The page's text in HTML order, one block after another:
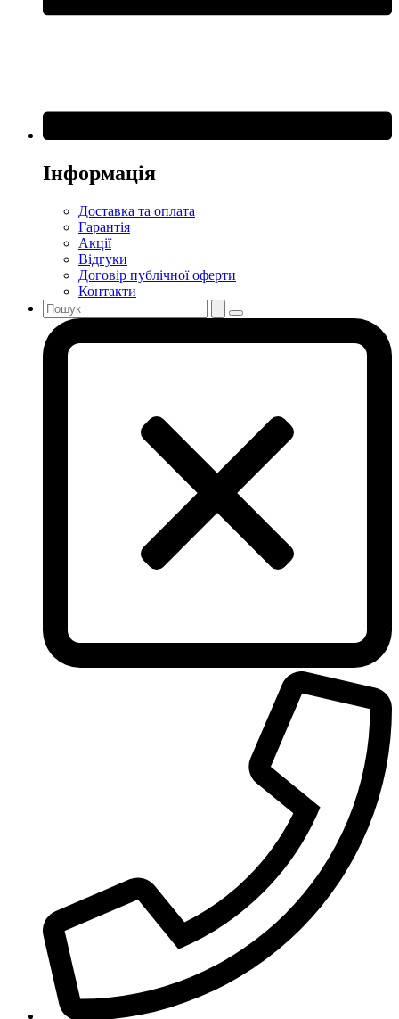
Інформація
Доставка та оплата
Гарантія
Акції
Відгуки
Договір публічної оферти
Контакти